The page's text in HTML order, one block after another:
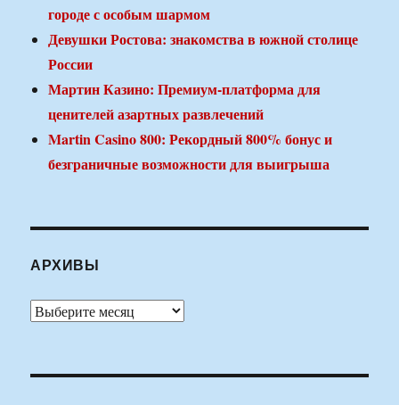
городе с особым шармом
Девушки Ростова: знакомства в южной столице
России
Мартин Казино: Премиум-платформа для
ценителей азартных развлечений
Martin Casino 800: Рекордный 800% бонус и
безграничные возможности для выигрыша
АРХИВЫ
Архивы